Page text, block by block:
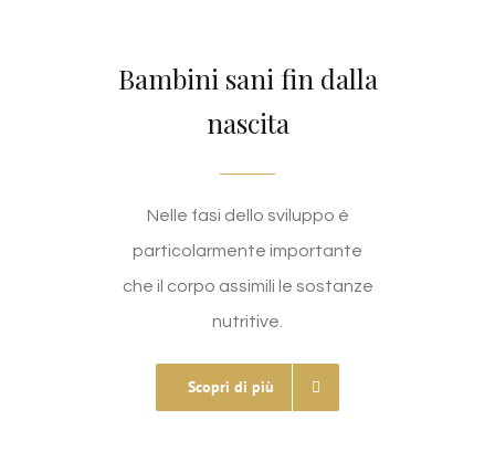
Bambini sani fin dalla
nascita
Nelle fasi dello sviluppo è
particolarmente importante
che il corpo assimili le sostanze
nutritive.
Scopri di più